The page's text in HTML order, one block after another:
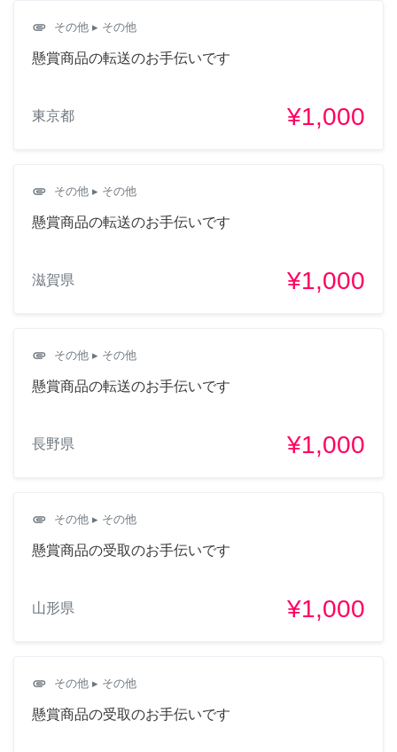
attachment その他 ▸ その他
懸賞商品の転送のお手伝いです
東京都 ¥1,000
attachment その他 ▸ その他
懸賞商品の転送のお手伝いです
滋賀県 ¥1,000
attachment その他 ▸ その他
懸賞商品の転送のお手伝いです
長野県 ¥1,000
attachment その他 ▸ その他
懸賞商品の受取のお手伝いです
山形県 ¥1,000
attachment その他 ▸ その他
懸賞商品の受取のお手伝いです